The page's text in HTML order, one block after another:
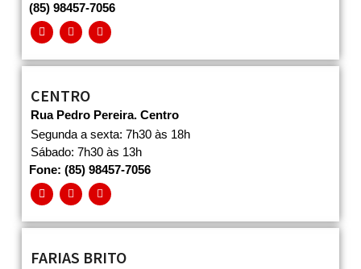
(85) 98457-7056
CENTRO
Rua Pedro Pereira. Centro
Segunda a sexta: 7h30 às 18h
Sábado: 7h30 às 13h
Fone: (85) 98457-7056
FARIAS BRITO